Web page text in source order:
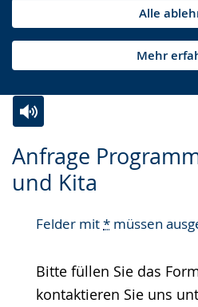
Alle
Mehr
Anfrage
und Kita
Felder mit* müssen
Bitte füllen Sie das
kontaktieren Sie uns
Leichten
Sprache
Audio-
Unterstützung.
Video
in
Gebärdensprache
angezeigt.